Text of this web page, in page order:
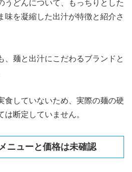
うどんについて、もっちりとした
味を凝縮した出汁が特徴と紹介さ
、麺と出汁にこだわるブランドと
食していないため、実際の麺の硬
は断定していません。
ニューと価格は未確認